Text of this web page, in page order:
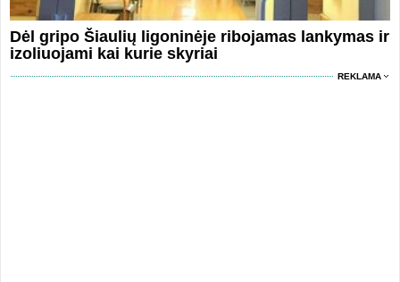
Dėl gripo Šiaulių ligoninėje ribojamas lankymas ir
izoliuojami kai kurie skyriai
REKLAMA